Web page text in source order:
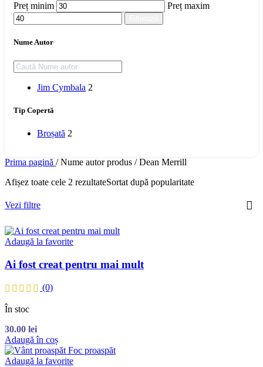
Preț minim Preț maxim
Nume Autor
Jim Cymbala 2
Tip Copertă
Broșată 2
Prima pagină / Nume autor produs / Dean Merrill
Afișez toate cele 2 rezultateSortat după popularitate
Vezi filtre
Adaugă la favorite
Ai fost creat pentru mai mult
(0)
În stoc
30.00 lei
Adaugă în coș
Adaugă la favorite